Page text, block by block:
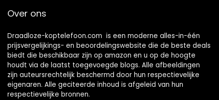
Over ons
Draadloze-koptelefoon.com is een moderne alles-in-één
prijsvergelijkings- en beoordelingswebsite die de beste deals
biedt die beschikbaar zijn op amazon en u op de hoogte
houdt via de laatst toegevoegde blogs. Alle afbeeldingen
zijn auteursrechtelijk beschermd door hun respectievelijke
eigenaren. Alle geciteerde inhoud is afgeleid van hun
respectievelijke bronnen.